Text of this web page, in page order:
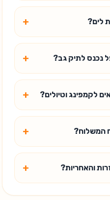
לים? +
נכנס לתיק גב? +
+
המשלוח? +
והאחריות? +